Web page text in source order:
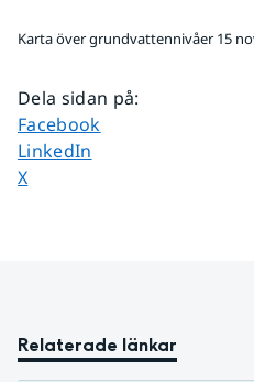
Karta över grundvattennivåer 15
Dela sidan på:
Dela sidan på
Facebook
Dela sidan på
LinkedIn
Dela sidan på
X
Relaterade länkar